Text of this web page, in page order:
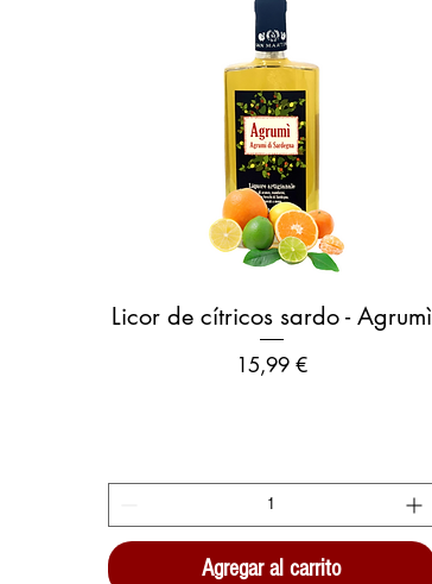
Vista rápida
Licor de cítricos sardo - Agrumì
Precio
15,99 €
Agregar al carrito